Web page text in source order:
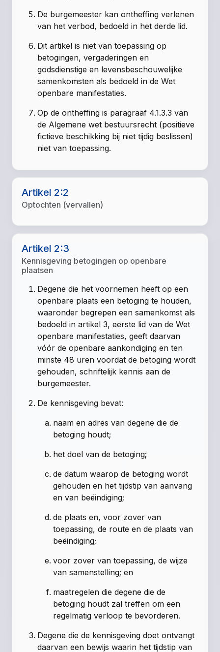
De burgemeester kan ontheffing verlenen
van het verbod, bedoeld in het derde lid.
Dit artikel is niet van toepassing op
betogingen, vergaderingen en
godsdienstige en levensbeschouwelijke
samenkomsten als bedoeld in de Wet
openbare manifestaties.
Op de ontheffing is paragraaf 4.1.3.3 van
de Algemene wet bestuursrecht (positieve
fictieve beschikking bij niet tijdig beslissen)
niet van toepassing.
Artikel 2:2
Optochten (vervallen)
Artikel 2:3
Kennisgeving betogingen op openbare
plaatsen
Degene die het voornemen heeft op een
openbare plaats een betoging te houden,
waaronder begrepen een samenkomst als
bedoeld in artikel 3, eerste lid van de Wet
openbare manifestaties, geeft daarvan
vóór de openbare aankondiging en ten
minste 48 uren voordat de betoging wordt
gehouden, schriftelijk kennis aan de
burgemeester.
De kennisgeving bevat:
naam en adres van degene die de
betoging houdt;
het doel van de betoging;
de datum waarop de betoging wordt
gehouden en het tijdstip van aanvang
en van beëindiging;
de plaats en, voor zover van
toepassing, de route en de plaats van
beëindiging;
voor zover van toepassing, de wijze
van samenstelling; en
maatregelen die degene die de
betoging houdt zal treffen om een
regelmatig verloop te bevorderen.
Degene die de kennisgeving doet ontvangt
daarvan een bewijs waarin het tijdstip van